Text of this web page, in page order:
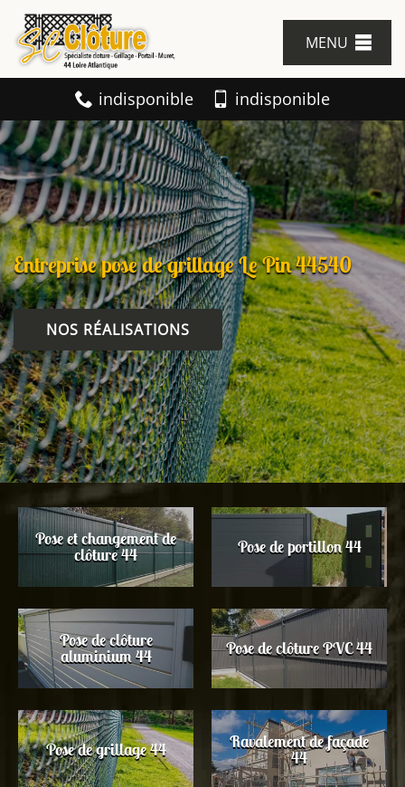
MENU
indisponible indisponible
Entreprise pose de grillage Le Pin 44540
NOS RÉALISATIONS
Pose et changement de
clôture 44 Pose de portillon 44
Pose de clôture
aluminium 44 Pose de clôture PVC 44
Pose de grillage 44 Ravalement de façade
44